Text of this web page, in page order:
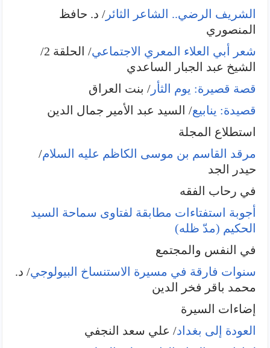
الشريف الرضي.. الشاعر الثائر / د. حافظ
المنصوري
شعر أبي العلاء المعري الاجتماعي
/ الحلقة 2/
الشيخ عبد الجبار الساعدي
قصة قصيرة: يوم الثأر / بنت العراق
قصيدة: ينابيع/ السيد عبد الأمير جمال الدين
استطلاع المجلة
مرقد القاسم بن موسى الكاظم عليه السلام/
حيدر الجد
في رحاب الفقه
أجوبة استفتاءات مطابقة لفتاوى سماحة السيد
الحكيم (مدّ ظله)
في النفس والمجتمع
سنوات فارقة في مسيرة الاستنساخ البيولوجي/ د.
محمد باقر فخر الدين
إضاءات السيرة
العودة إلى بغداد/ علي سعد النجفي